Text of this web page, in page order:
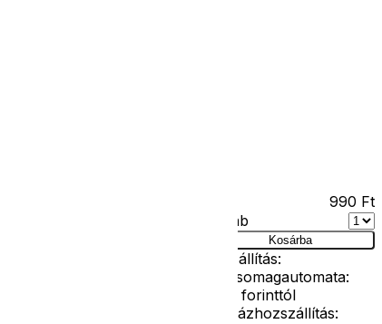
990 Ft
Darab
Kosárba
Szállítás:
- Csomagautomata:
1190 forinttól
- Házhozszállítás: